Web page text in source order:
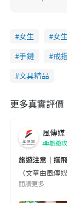
女生 女
手鏈
戒
文具精品
更多真實評價
風傳媒
旅遊
旅遊注意｜搭
（文章由風
閱讀更多